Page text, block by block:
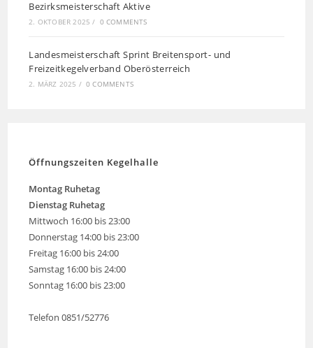
Bezirksmeisterschaft Aktive
2. OKTOBER 2025 / 0 COMMENTS
Landesmeisterschaft Sprint Breitensport- und
Freizeitkegelverband Oberösterreich
2. MÄRZ 2025 / 0 COMMENTS
Öffnungszeiten Kegelhalle
Montag Ruhetag
Dienstag Ruhetag
Mittwoch 16:00 bis 23:00
Donnerstag 14:00 bis 23:00
Freitag 16:00 bis 24:00
Samstag 16:00 bis 24:00
Sonntag 16:00 bis 23:00
Telefon 0851/52776